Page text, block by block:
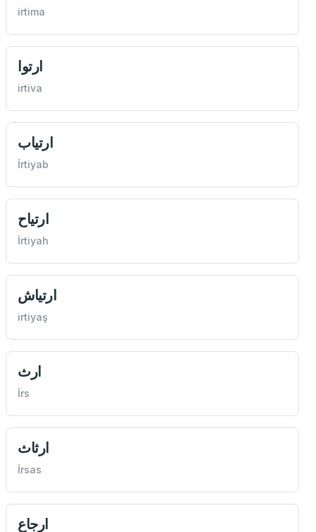
irtima
ارتوا
irtiva
ارتياب
İrtiyab
ارتياح
İrtiyah
ارتياش
irtiyaş
ارث
İrs
ارثاث
İrsas
ارجاع